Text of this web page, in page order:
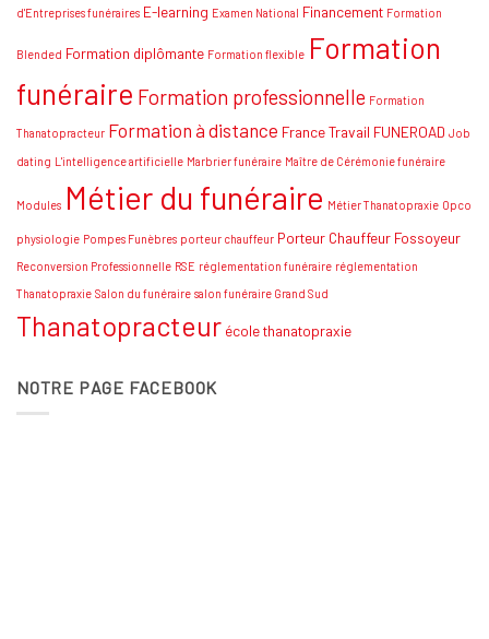
Conseils
d'Entreprises funéraires E-learning Examen National Financement Formation
Blended Formation diplômante Formation flexible Formation
funéraire Formation professionnelle Formation
Thanatopracteur Formation à distance France Travail FUNEROAD Job
dating L'intelligence artificielle Marbrier funéraire Maître de Cérémonie funéraire
Modules Métier du funéraire Métier Thanatopraxie Opco
physiologie Pompes Funèbres porteur chauffeur Porteur Chauffeur Fossoyeur
Reconversion Professionnelle RSE réglementation funéraire réglementation
Thanatopraxie Salon du funéraire salon funéraire Grand Sud
Thanatopracteur école thanatopraxie
NOTRE PAGE FACEBOOK